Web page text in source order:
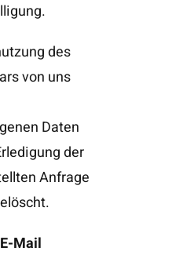
des
von uns
Daten
der
Anfrage
Mail